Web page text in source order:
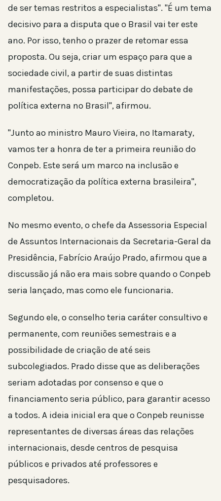
de ser temas restritos a especialistas". "É um tema
decisivo para a disputa que o Brasil vai ter este
ano. Por isso, tenho o prazer de retomar essa
proposta. Ou seja, criar um espaço para que a
sociedade civil, a partir de suas distintas
manifestações, possa participar do debate de
política externa no Brasil", afirmou.
"Junto ao ministro Mauro Vieira, no Itamaraty,
vamos ter a honra de ter a primeira reunião do
Conpeb. Este será um marco na inclusão e
democratização da política externa brasileira",
completou.
No mesmo evento, o chefe da Assessoria Especial
de Assuntos Internacionais da Secretaria-Geral da
Presidência, Fabrício Araújo Prado, afirmou que a
discussão já não era mais sobre quando o Conpeb
seria lançado, mas como ele funcionaria.
Segundo ele, o conselho teria caráter consultivo e
permanente, com reuniões semestrais e a
possibilidade de criação de até seis
subcolegiados. Prado disse que as deliberações
seriam adotadas por consenso e que o
financiamento seria público, para garantir acesso
a todos. A ideia inicial era que o Conpeb reunisse
representantes de diversas áreas das relações
internacionais, desde centros de pesquisa
públicos e privados até professores e
pesquisadores.